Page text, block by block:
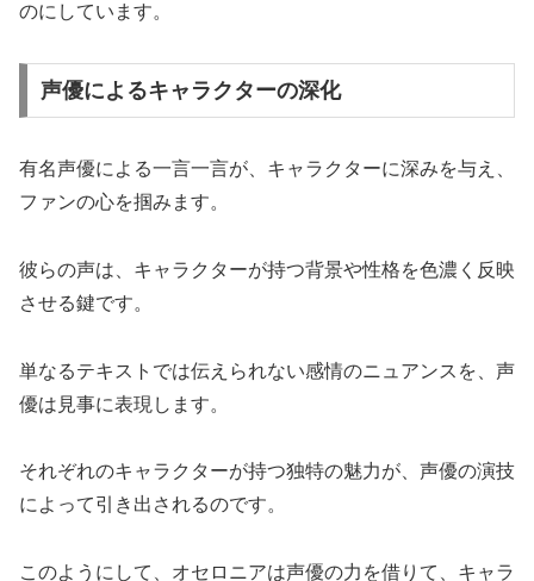
のにしています。
声優によるキャラクターの深化
有名声優による一言一言が、キャラクターに深みを与え、
ファンの心を掴みます。
彼らの声は、キャラクターが持つ背景や性格を色濃く反映
させる鍵です。
単なるテキストでは伝えられない感情のニュアンスを、声
優は見事に表現します。
それぞれのキャラクターが持つ独特の魅力が、声優の演技
によって引き出されるのです。
このようにして、オセロニアは声優の力を借りて、キャラ